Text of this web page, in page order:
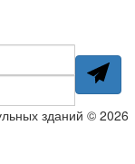
зданий © 2026